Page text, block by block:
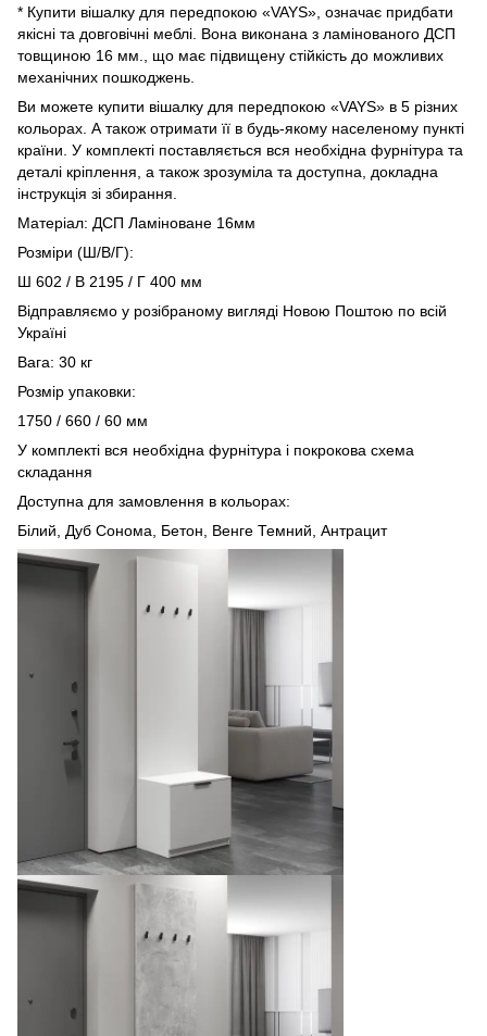
* Купити вішалку для передпокою «VAYS», означає придбати
якісні та довговічні меблі. Вона виконана з ламінованого ДСП
товщиною 16 мм., що має підвищену стійкість до можливих
механічних пошкоджень.
Ви можете купити вішалку для передпокою «VAYS» в 5 різних
кольорах. А також отримати її в будь-якому населеному пункті
країни. У комплекті поставляється вся необхідна фурнітура та
деталі кріплення, а також зрозуміла та доступна, докладна
інструкція зі збирання.
Матеріал: ДСП Ламіноване 16мм
Розміри (Ш/В/Г):
Ш 602 / В 2195 / Г 400 мм
Відправляємо у розібраному вигляді Новою Поштою по всій
Україні
Вага: 30 кг
Розмір упаковки:
1750 / 660 / 60 мм
У комплекті вся необхідна фурнітура і покрокова схема
складання
Доступна для замовлення в кольорах:
Білий, Дуб Сонома, Бетон, Венге Темний, Антрацит